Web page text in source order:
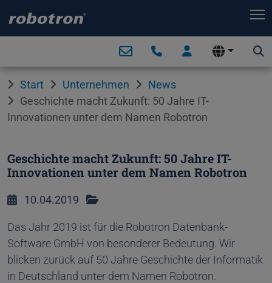
Start Unternehmen
News
Geschichte macht Zukunft: 50 Jahre IT-
Innovationen unter dem Namen Robotron
Geschichte macht Zukunft: 50 Jahre IT-
Innovationen unter dem Namen Robotron
10.04.2019
Das Jahr 2019 ist für die Robotron Datenbank-
Software GmbH von besonderer Bedeutung. Wir
blicken zurück auf 50 Jahre Geschichte der Informatik
in Deutschland unter dem Namen Robotron.